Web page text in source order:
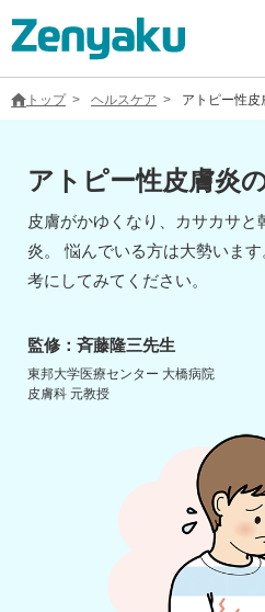
サステナビリティ
ヘルスケア
採用情報
トップ ヘルスケア アトピー性皮
アトピー性皮膚炎
皮膚がかゆくなり、カサカサと
炎。 悩んでいる方は大勢いま
考にしてみてください。
監修：斉藤隆三先生
東邦大学医療センター 大橋病院
皮膚科 元教授